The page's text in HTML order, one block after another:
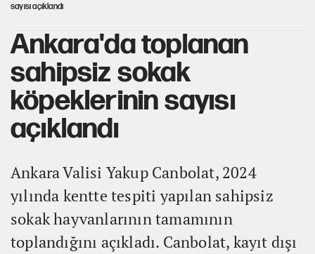
sayısı açıklandı
Ankara'da toplanan
sahipsiz sokak
köpeklerinin sayısı
açıklandı
Ankara Valisi Yakup Canbolat, 2024
yılında kentte tespiti yapılan sahipsiz
sokak hayvanlarının tamamının
toplandığını açıkladı. Canbolat, kayıt dışı